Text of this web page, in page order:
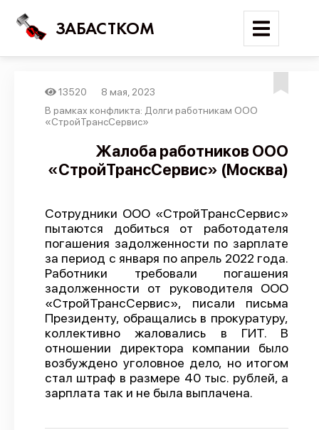
ЗАБАСТКОМ
Войти
Поиск
Новости
Трудовые конфликты
Отчеты
Предложить публикацию
Справочник
API
О проекте
Политика конфиденциальности
13520
8 мая, 2023
В рамках конфликта: Долги работникам ООО
«СтройТрансСервис»
Жалоба работников ООО
«СтройТрансСервис» (Москва)
Сотрудники ООО «СтройТрансСервис»
пытаются добиться от работодателя
погашения задолженности по зарплате
за период с января по апрель 2022 года.
Работники требовали погашения
задолженности от руководителя ООО
«СтройТрансСервис», писали письма
Президенту, обращались в прокуратуру,
коллективно жаловались в ГИТ. В
отношении директора компании было
возбуждено уголовное дело, но итогом
стал штраф в размере 40 тыс. рублей, а
зарплата так и не была выплачена.